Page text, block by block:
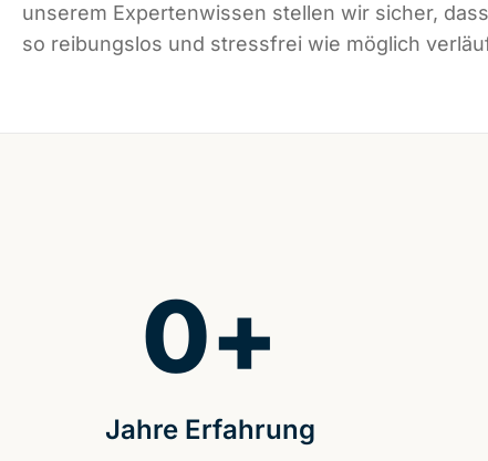
unserem Expertenwissen stellen wir sicher,
so reibungslos und stressfrei wie möglich
Jahre Erfahrung
0+